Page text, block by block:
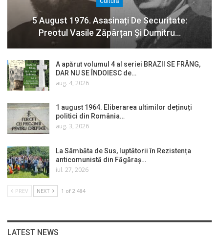
5 August 1976. Asasinați De Securitate:
Preotul Vasile Zăpârțan Și Dumitru…
A apărut volumul 4 al seriei BRAZII SE FRÂNG,
DAR NU SE ÎNDOIESC de…
aug. 4, 2026
1 august 1964. Eliberarea ultimilor deținuți
politici din România…
aug. 3, 2026
La Sâmbăta de Sus, luptătorii în Rezistența
anticomunistă din Făgăraș…
iul. 27, 2026
PREV NEXT 1 of 2.484
LATEST NEWS